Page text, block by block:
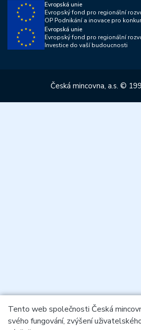
Evropská unie
Evropský fond pro regionální
OP Podnikání a inovace pro
Evropská unie
Evropský fond pro regionální
Investice do vaší budoucnosti
Česká mincovna, a.s. ©
Tento web společnosti Česká
svého fungování, zvýšení